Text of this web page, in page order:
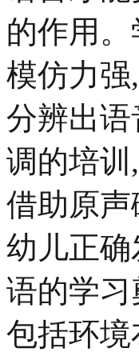
的作用
模仿力
分辨出
调的培
借助原
幼儿正
语的学
包括环